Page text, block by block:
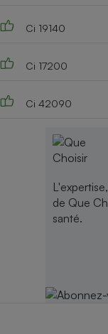
Ci 19140
Ci 17200
Ci 42090
de Que
santé.